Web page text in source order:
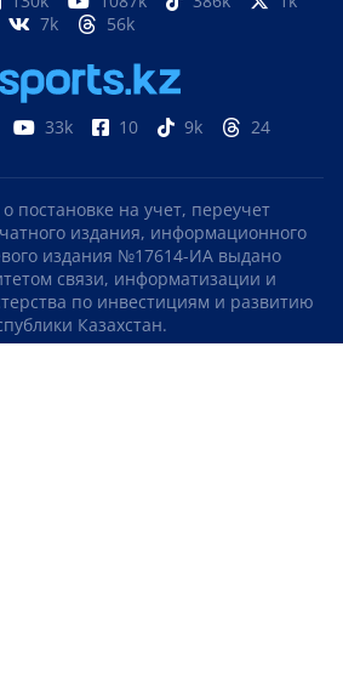
7k
56k
33k 10 9k 24
постановке на учет, переучет
издания, информационного
издания №17614-ИА выдано
связи, информатизации и
по инвестициям и развитию
Казахстан.